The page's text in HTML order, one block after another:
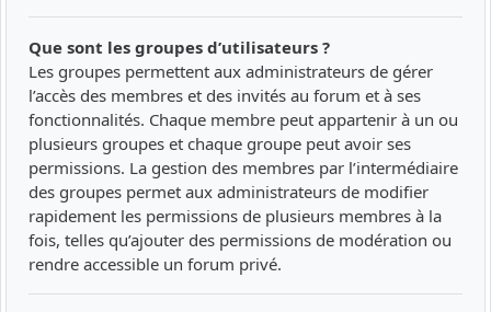
Que sont les groupes d’utilisateurs ?
Les groupes permettent aux administrateurs de gérer
l’accès des membres et des invités au forum et à ses
fonctionnalités. Chaque membre peut appartenir à un ou
plusieurs groupes et chaque groupe peut avoir ses
permissions. La gestion des membres par l’intermédiaire
des groupes permet aux administrateurs de modifier
rapidement les permissions de plusieurs membres à la
fois, telles qu’ajouter des permissions de modération ou
rendre accessible un forum privé.